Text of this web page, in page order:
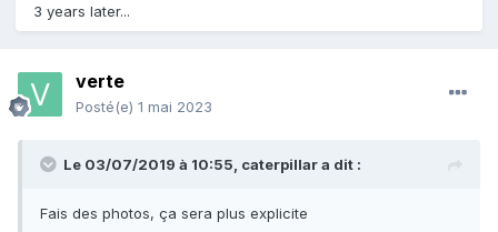
3 years later...
verte
Posté(e) 1 mai 2023
Le 03/07/2019 à 10:55, caterpillara dit :
Fais des photos, ça sera plus explicite